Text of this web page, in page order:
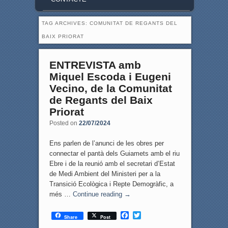
TAG ARCHIVES: COMUNITAT DE REGANTS DEL
BAIX PRIORAT
ENTREVISTA amb
Miquel Escoda i Eugeni
Vecino, de la Comunitat
de Regants del Baix
Priorat
Posted on 22/07/2024
Ens parlen de l’anunci de les obres per
connectar el pantà dels Guiamets amb el riu
Ebre i de la reunió amb el secretari d’Estat
de Medi Ambient del Ministeri per a la
Transició Ecològica i Repte Demogràfic, a
més … Continue reading →
Share Post
F
T